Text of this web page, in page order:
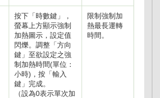
按下「時數鍵」，
螢幕上方顯示強制
加熱圖示，設定值
閃爍。調整「方向
鍵」至欲設定之強
制加熱時間(單位：
小時)，按「輸入
鍵」完成。
（設為0表示單次加
限制強制加
熱最長運轉
時間。